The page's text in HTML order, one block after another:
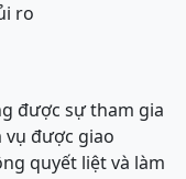
ro
được sự tham gia
được giao
quyết liệt và làm